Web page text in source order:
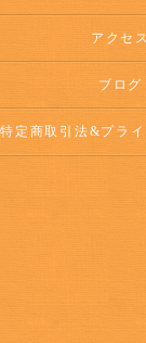
アクセス
ブログ